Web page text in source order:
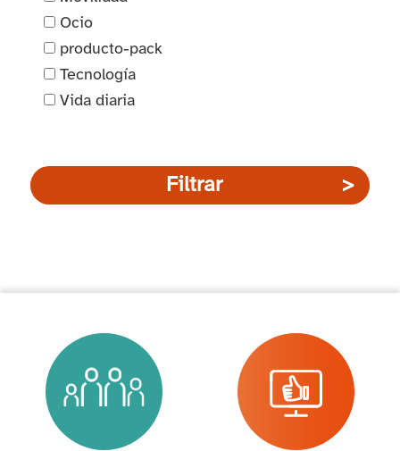
Ocio
producto-pack
Tecnología
Vida diaria
Filtrar